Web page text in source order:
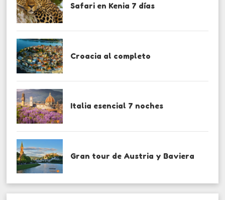
Safari en Kenia 7 días
Croacia al completo
Italia esencial 7 noches
Gran tour de Austria y Baviera